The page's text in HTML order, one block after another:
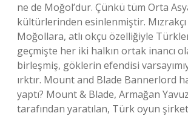
ne de Moğol’dur. Çünkü tüm Orta
kültürlerinden esinlenmiştir.
Moğollara, atlı okçu özelliğiyle
geçmişte her iki halkın ortak inancı
birleşmiş, göklerin efendisi
ırktır. Mount and Blade Bannerlord
yaptı? Mount & Blade, Armağan
tarafından yaratılan, Türk oyun